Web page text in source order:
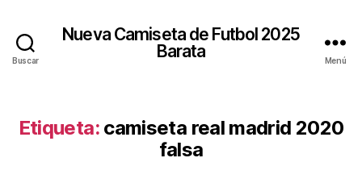
Buscar
Nueva Camiseta de Futbol 2025
Barata
Menú
Etiqueta: camiseta real madrid 2020
falsa